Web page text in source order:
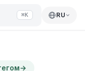
⌘K RU
→